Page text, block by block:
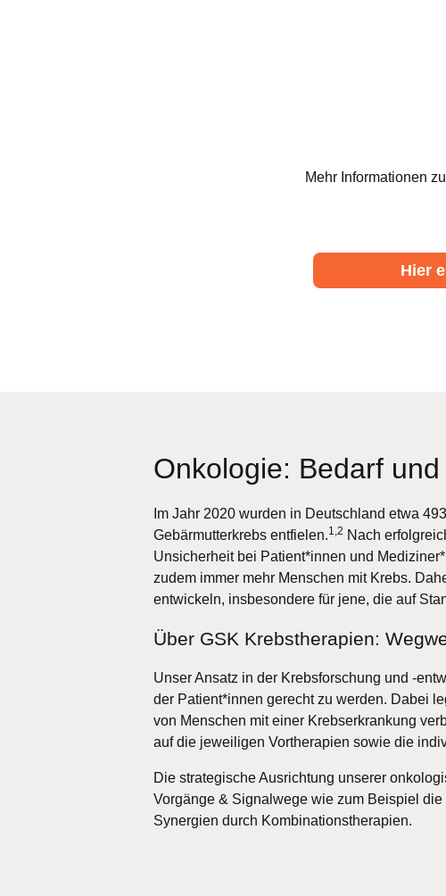
Mehr Informationen
Hier
Onkologie: Bedarf
Im Jahr 2020 wurden in Deutschland etwa
Gebärmutterkrebs entfielen.1,2 Nach
Unsicherheit bei Patient*innen und
zudem immer mehr Menschen mit Krebs.
entwickeln, insbesondere für jene, die auf
Über GSK Krebstherapien:
Unser Ansatz in der Krebsforschung und -
der Patient*innen gerecht zu werden. Dabei
von Menschen mit einer Krebserkrankung
auf die jeweiligen Vortherapien sowie die
Die strategische Ausrichtung unserer
Vorgänge & Signalwege wie zum Beispiel
Synergien durch Kombinationstherapien.